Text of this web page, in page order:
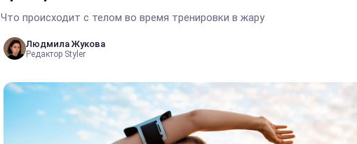
Что происходит с телом во время тренировки в жару
Людмила Жукова
Редактор Styler